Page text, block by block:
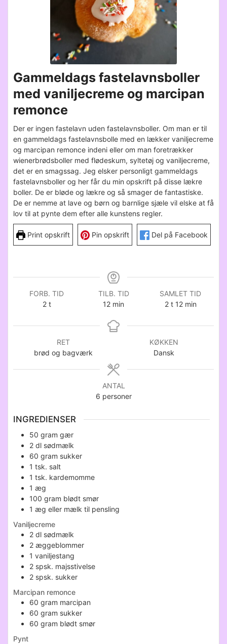
Gammeldags fastelavnsboller
med vaniljecreme og marcipan
remonce
Der er ingen fastelavn uden fastelavnsboller. Om man er til
en gammeldags fastelavnsbolle med en lækker vaniljecreme
og marcipan remonce indeni eller om man foretrækker
wienerbrødsboller med flødeskum, syltetøj og vaniljecreme,
det er en smagssag. Jeg elsker personligt gammeldags
fastelavnsboller og her får du min opskrift på disse lækre
boller. De er bløde og lækre og så smager de fantastiske.
De er nemme at lave og børn og barnlige sjæle vil elske at få
lov til at pynte dem efter alle kunstens regler.
Print opskrift Pin opskrift Del på Facebook
FORB. TID
2timer
t
TILB. TID
12minutter
min
SAMLET TID
2timer
t 12minutter
min
RET
brød og bagværk
KØKKEN
Dansk
ANTAL
6 personer
INGREDIENSER
50 gram gær
2 dl sødmælk
60 gram sukker
1 tsk. salt
1 tsk. kardemomme
1 æg
100 gram blødt smør
1 æg eller mælk til pensling
Vaniljecreme
2 dl sødmælk
2 æggeblommer
1 vaniljestang
2 spsk. majsstivelse
2 spsk. sukker
Marcipan remonce
60 gram marcipan
60 gram sukker
60 gram blødt smør
Pynt